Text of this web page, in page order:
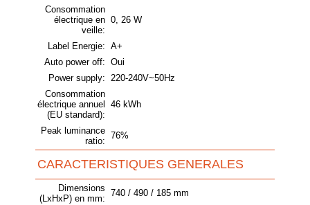
Consommation
électrique en
veille:
0, 26 W
Label Energie: A+
Auto power off: Oui
Power supply: 220-240V~50Hz
Consommation
électrique annuel
(EU standard):
46 kWh
Peak luminance
ratio:
76%
CARACTERISTIQUES GENERALES
Dimensions
(LxHxP) en mm:
740 / 490 / 185 mm